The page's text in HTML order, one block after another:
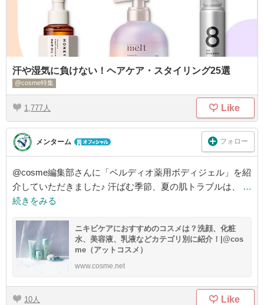
汗や湿気に負けない！ヘアケア・スタイリング25選
@cosme特集
1,777 Like
メンターム フォロー
@cosme編集部さんに「ベルディオ薬用ボディジェル」を紹
介していただきました♪ 汗ばむ季節、夏の肌トラブルは、
…
続きをみる
ニキビケアにおすすめのコスメは？洗顔、化粧
水、美容液、乳液などカテゴリ別に紹介！|@cos
me（アットコスメ）
www.cosme.net
10 Like